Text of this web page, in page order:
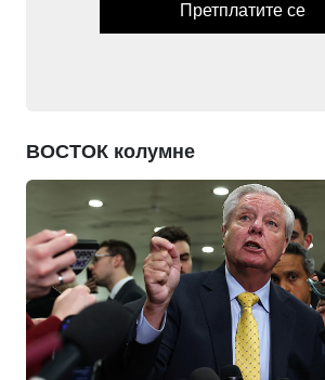
Претплатите се
ВОСТОК колумне